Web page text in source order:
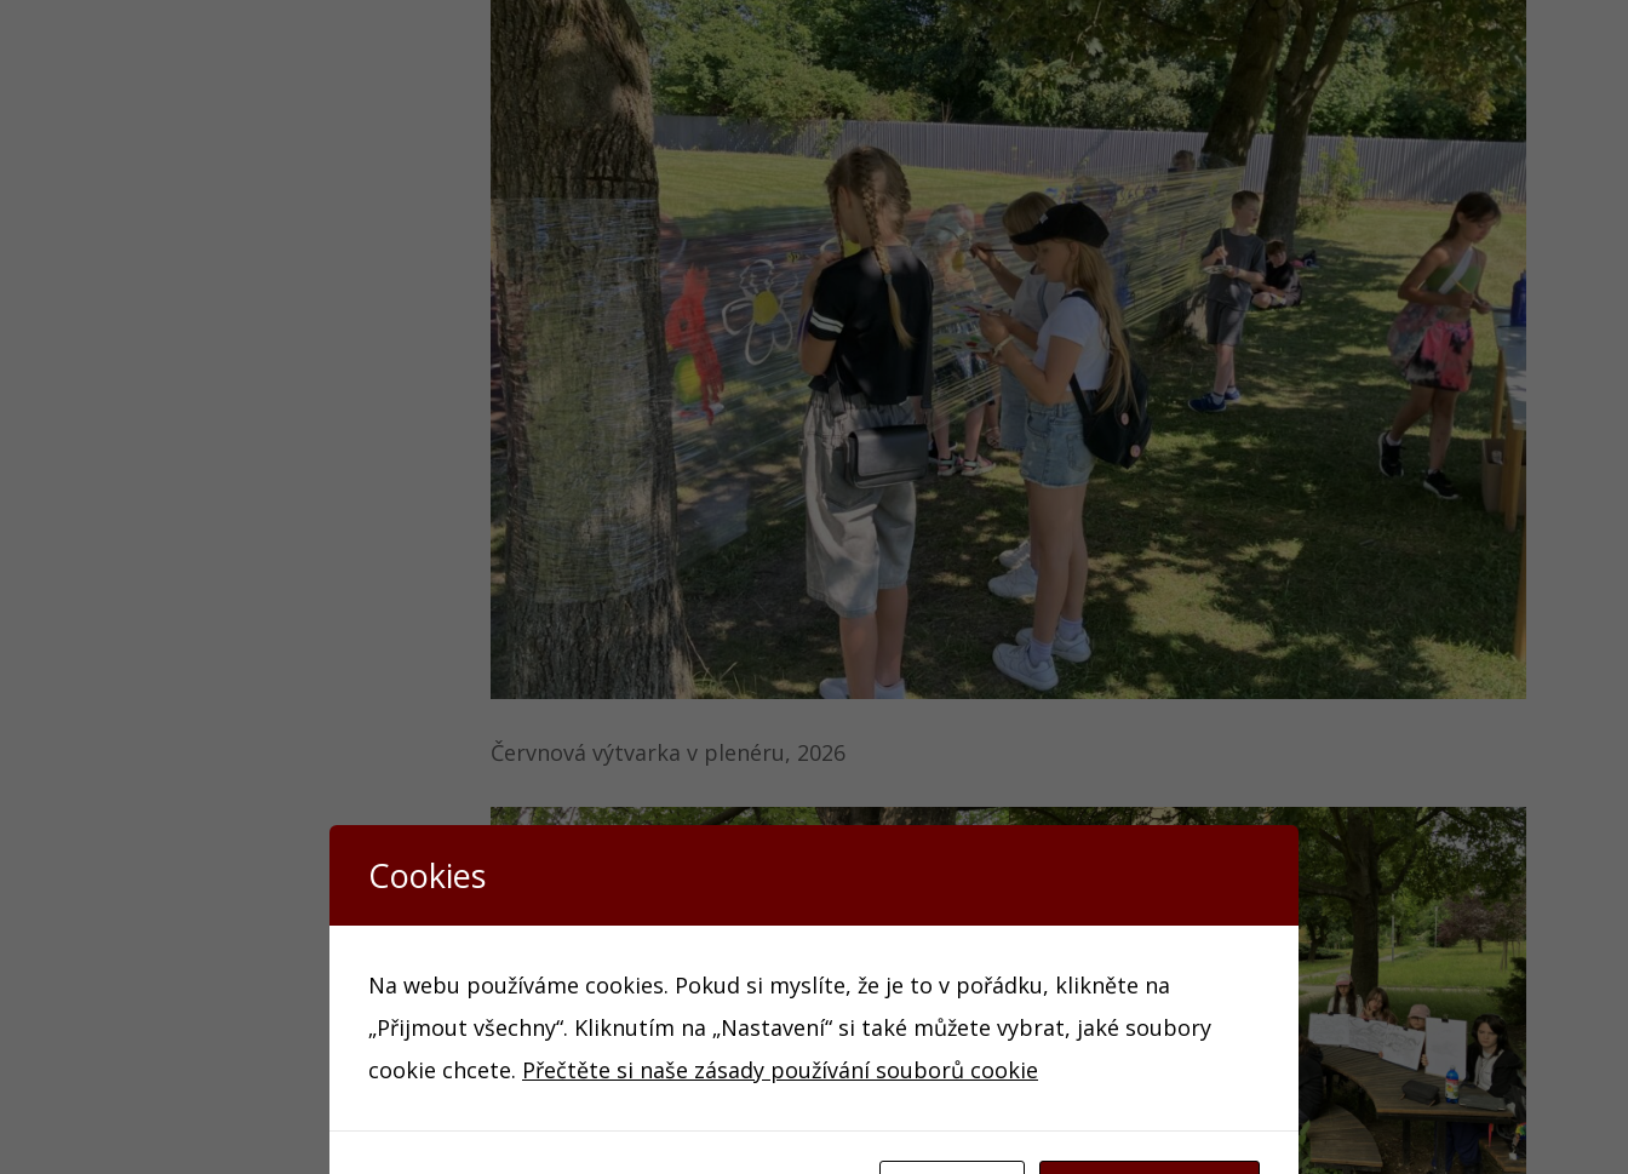
Červnová výtvarka v plenéru, 2026
Cookies
Na webu používáme cookies. Pokud si myslíte, že je to v pořádku, klikněte na
„Přijmout všechny“. Kliknutím na „Nastavení“ si také můžete vybrat, jaké soubory
cookie chcete. Přečtěte si naše zásady používání souborů cookie